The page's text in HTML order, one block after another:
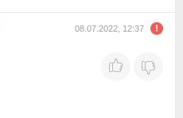
08.07.2022, 12:37